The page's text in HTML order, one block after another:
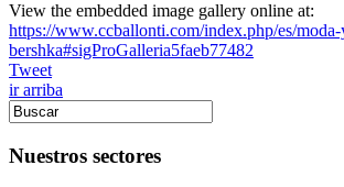
View the embedded image gallery online at:
https://www.ccballonti.com/index.php/es/
bershka#sigProGalleria5faeb77482
Tweet
ir arriba
Nuestros sectores